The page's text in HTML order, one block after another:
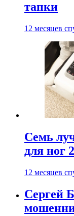
тапки
12 месяцев
Семь
для ног
12 месяцев
Сергей